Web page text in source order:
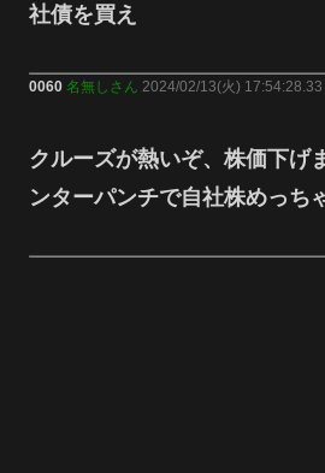
社債を買え
0060 名無しさん 2024/02/13(火)
クルーズが熱いぞ、株価下げ
ンターパンチで自社株めっち